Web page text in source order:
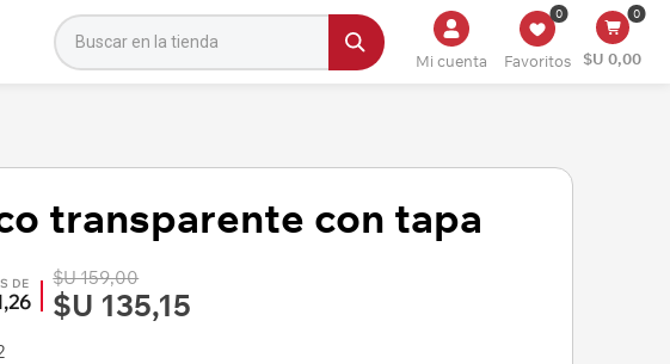
Mi cuenta Favoritos
0 0
$U 0,00
transparente con tapa
DE $U 159,00
$U 135,15